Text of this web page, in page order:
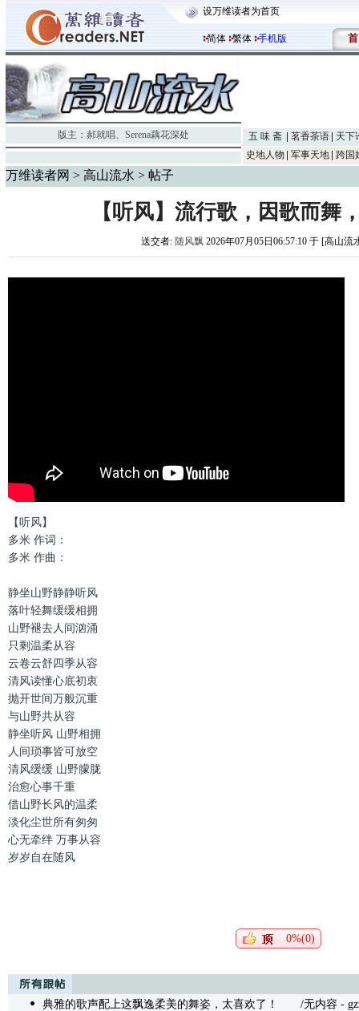
设万维读者为首页
简体 繁体 手机版 首
版主： 郝就唱、 Serena藕花深处 五 味 斋 茗香茶语
天下
史地人物
军事天地 跨国
万维读者网 > 高山流水 > 帖子
【听风】流行歌，因歌而舞
送交者: 随风飘2026年07月05日06:57:10 于 [高山流
【听风】
多米 作词：
多米 作曲：
静坐山野静静听风
落叶轻舞缓缓相拥
山野褪去人间汹涌
只剩温柔从容
云卷云舒四季从容
清风读懂心底初衷
抛开世间万般沉重
与山野共从容
静坐听风 山野相拥
人间琐事皆可放空
清风缓缓 山野朦胧
治愈心事千重
借山野长风的温柔
淡化尘世所有匆匆
心无牵绊 万事从容
岁岁自在随风
0%(0)
典雅的歌声配上这飘逸柔美的舞姿，太喜欢了！
/无内容 -